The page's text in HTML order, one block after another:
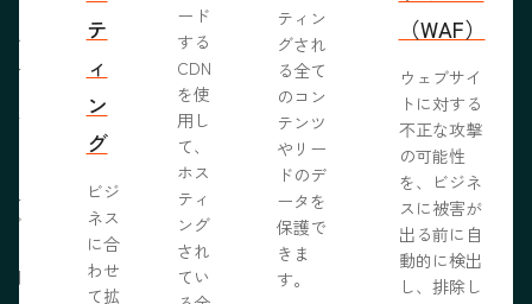
ル
ル
ブ
テ
ィ
ン
グ
ビジ
ネス
に合
わせ
て拡
ード
する
CDN
を使
用し
て、
ホス
ティ
ング
され
てい
ティン
グされ
る全て
のコン
テンツ
やリー
ドのデ
ータを
保護で
きま
す。
（WAF）
ウェブサイ
トに対する
不正な攻撃
の可能性
を、ビジネ
スに被害が
出る前に自
動的に検出
し、排除し